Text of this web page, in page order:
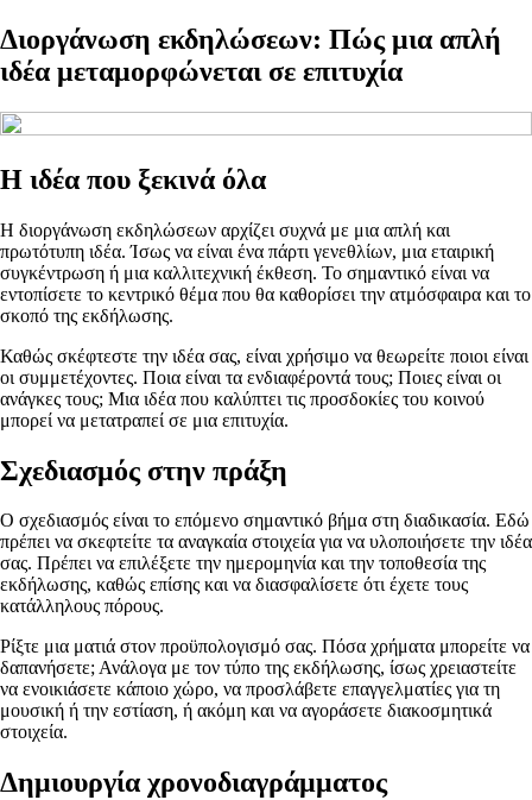
Διοργάνωση εκδηλώσεων: Πώς μια απλή
ιδέα μεταμορφώνεται σε επιτυχία
Η ιδέα που ξεκινά όλα
Η διοργάνωση εκδηλώσεων αρχίζει συχνά με μια απλή και
πρωτότυπη ιδέα. Ίσως να είναι ένα πάρτι γενεθλίων, μια εταιρική
συγκέντρωση ή μια καλλιτεχνική έκθεση. Το σημαντικό είναι να
εντοπίσετε το κεντρικό θέμα που θα καθορίσει την ατμόσφαιρα και το
σκοπό της εκδήλωσης.
Καθώς σκέφτεστε την ιδέα σας, είναι χρήσιμο να θεωρείτε ποιοι είναι
οι συμμετέχοντες. Ποια είναι τα ενδιαφέροντά τους; Ποιες είναι οι
ανάγκες τους; Μια ιδέα που καλύπτει τις προσδοκίες του κοινού
μπορεί να μετατραπεί σε μια επιτυχία.
Σχεδιασμός στην πράξη
Ο σχεδιασμός είναι το επόμενο σημαντικό βήμα στη διαδικασία. Εδώ
πρέπει να σκεφτείτε τα αναγκαία στοιχεία για να υλοποιήσετε την ιδέα
σας. Πρέπει να επιλέξετε την ημερομηνία και την τοποθεσία της
εκδήλωσης, καθώς επίσης και να διασφαλίσετε ότι έχετε τους
κατάλληλους πόρους.
Ρίξτε μια ματιά στον προϋπολογισμό σας. Πόσα χρήματα μπορείτε να
δαπανήσετε; Ανάλογα με τον τύπο της εκδήλωσης, ίσως χρειαστείτε
να ενοικιάσετε κάποιο χώρο, να προσλάβετε επαγγελματίες για τη
μουσική ή την εστίαση, ή ακόμη και να αγοράσετε διακοσμητικά
στοιχεία.
Δημιουργία χρονοδιαγράμματος